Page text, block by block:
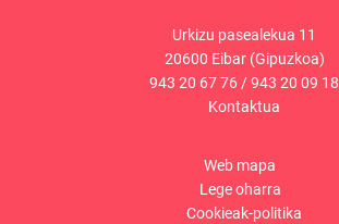
Urkizu pasealekua 11
20600 Eibar (Gipuzkoa)
943 20 67 76 /943 20 09 18
Kontaktua
Web mapa
Lege oharra
Cookieak-politika